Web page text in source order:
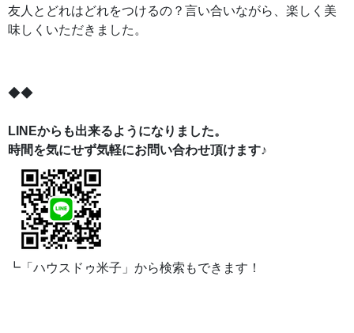
友人とどれはどれをつけるの？言い合いながら、楽しく美
味しくいただきました。
◆◆
LINEからも出来るようになりました。
時間を気にせず気軽にお問い合わせ頂けます♪
┗「ハウスドゥ米子」から検索もできます！